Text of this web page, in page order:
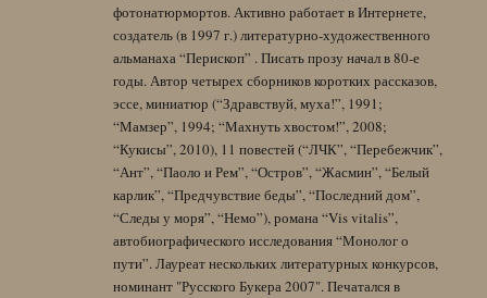
фотонатюрмортов. Активно работает в Интернете,
создатель (в 1997 г.) литературно-художественного
альманаха “Перископ” . Писать прозу начал в 80-е
годы. Автор четырех сборников коротких рассказов,
эссе, миниатюр (“Здравствуй, муха!”, 1991;
“Мамзер”, 1994; “Махнуть хвостом!”, 2008;
“Кукисы”, 2010), 11 повестей (“ЛЧК”, “Перебежчик”,
“Ант”, “Паоло и Рем”, “Остров”, “Жасмин”, “Белый
карлик”, “Предчувствие беды”, “Последний дом”,
“Следы у моря”, “Немо”), романа “Vis vitalis”,
автобиографического исследования “Монолог о
пути”. Лауреат нескольких литературных конкурсов,
номинант "Русского Букера 2007". Печатался в